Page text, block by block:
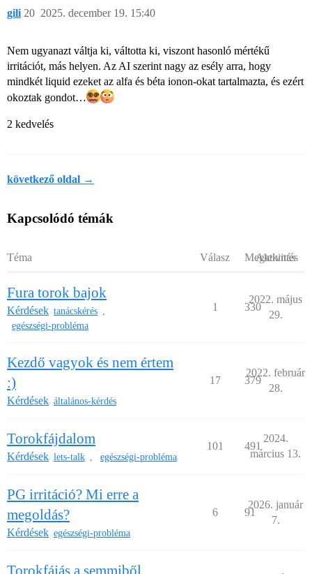
gili 2025. december 19. 15:40
20
Nem ugyanazt váltja ki, váltotta ki, viszont hasonló mértékű
irritációt, más helyen. Az AI szerint nagy az esély arra, hogy
mindkét liquid ezeket az alfa és béta ionon-okat tartalmazta, és ezért
okoztak gondot…
2 kedvelés
következő oldal →
Kapcsolódó témák
Téma Válasz Megtekintés
Aktivitás
Fura torok bajok
Kérdések tanácskérés ,
egészségi-probléma
1 330
2022. május
29.
Kezdő vagyok és nem értem
:)
Kérdések általános-kérdés
17 379
2022. február
28.
Torokfájdalom
Kérdések lets-talk , egészségi-probléma
101 491
2024.
március 13.
PG irritáció? Mi erre a
megoldás?
Kérdések egészségi-probléma
6 91
2026. január
7.
Torokfájás a semmiből